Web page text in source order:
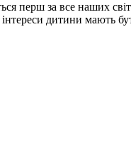
перш за все наших
дитини мають